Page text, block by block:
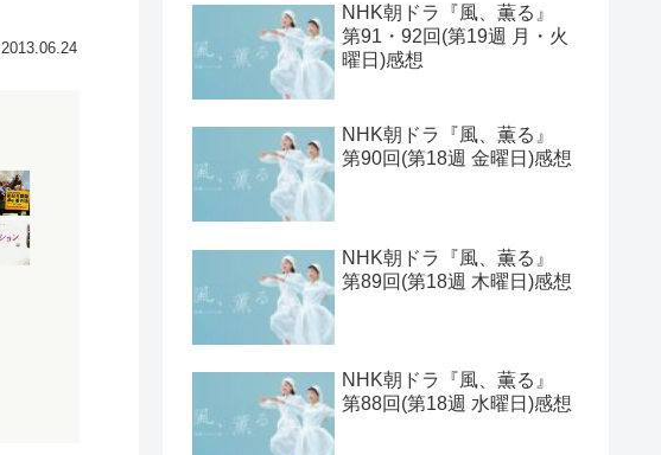
2013.06.24
NHK朝ドラ『風、薫る』
第91・92回(第19週 月・火
曜日)感想
NHK朝ドラ『風、薫る』
第90回(第18週 金曜日)感想
NHK朝ドラ『風、薫る』
第89回(第18週 木曜日)感想
NHK朝ドラ『風、薫る』
第88回(第18週 水曜日)感想